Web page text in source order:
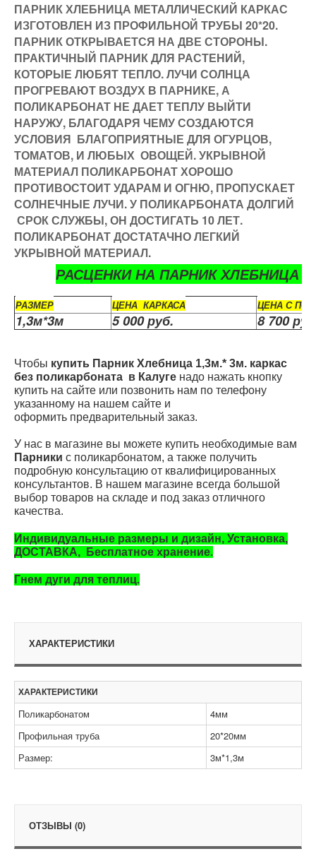
ПАРНИК ХЛЕБНИЦА МЕТАЛЛИЧЕСКИЙ КАРКАС
ИЗГОТОВЛЕН ИЗ ПРОФИЛЬНОЙ ТРУБЫ 20*20.
ПАРНИК ОТКРЫВАЕТСЯ НА ДВЕ СТОРОНЫ.
ПРАКТИЧНЫЙ ПАРНИК ДЛЯ РАСТЕНИЙ,
КОТОРЫЕ ЛЮБЯТ ТЕПЛО. ЛУЧИ СОЛНЦА
ПРОГРЕВАЮТ ВОЗДУХ В ПАРНИКЕ, А
ПОЛИКАРБОНАТ НЕ ДАЕТ ТЕПЛУ ВЫЙТИ
НАРУЖУ, БЛАГОДАРЯ ЧЕМУ СОЗДАЮТСЯ
УСЛОВИЯ БЛАГОПРИЯТНЫЕ ДЛЯ ОГУРЦОВ,
ТОМАТОВ, И ЛЮБЫХ ОВОЩЕЙ. УКРЫВНОЙ
МАТЕРИАЛ ПОЛИКАРБОНАТ ХОРОШО
ПРОТИВОСТОИТ УДАРАМ И ОГНЮ, ПРОПУСКАЕТ
СОЛНЕЧНЫЕ ЛУЧИ. У ПОЛИКАРБОНАТА ДОЛГИЙ
СРОК СЛУЖБЫ, ОН ДОСТИГАТЬ 10 ЛЕТ.
ПОЛИКАРБОНАТ ДОСТАТАЧНО ЛЕГКИЙ
УКРЫВНОЙ МАТЕРИАЛ.
РАСЦЕНКИ НА ПАРНИК ХЛЕБНИЦА с
РАЗМЕР ЦЕНА КАРКАСА ЦЕНА С
1,3м*3м 5 000 руб. 8 700
Чтобы купить Парник Хлебница 1,3м.* 3м. каркас
без поликарбоната в Калуге надо нажать кнопку
купить на сайте или позвонить нам по телефону
указанному на нашем сайте и
оформить предварительный заказ.
У нас в магазине вы можете купить необходимые вам
Парники с поликарбонатом, а также получить
подробную консультацию от квалифицированных
консультантов. В нашем магазине всегда большой
выбор товаров на складе и под заказ отличного
качества.
Индивидуальные размеры и дизайн, Установка,
ДОСТАВКА, Бесплатное хранение.
Гнем дуги для теплиц.
ХАРАКТЕРИСТИКИ
ХАРАКТЕРИСТИКИ
Поликарбонатом
4мм
Профильная труба
20*20мм
Размер:
3м*1,3м
ОТЗЫВЫ (0)